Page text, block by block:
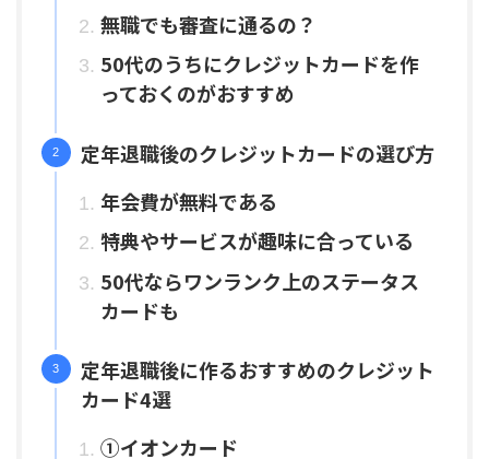
無職でも審査に通るの？
50代のうちにクレジットカードを作
っておくのがおすすめ
定年退職後のクレジットカードの選び方
年会費が無料である
特典やサービスが趣味に合っている
50代ならワンランク上のステータス
カードも
定年退職後に作るおすすめのクレジット
カード4選
①イオンカード